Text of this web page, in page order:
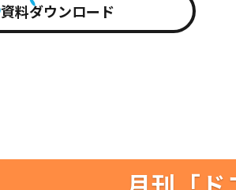
資料ダウンロード